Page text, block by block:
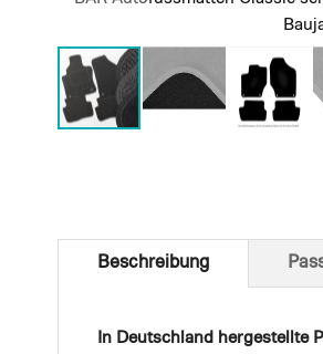
of
Beschreibung
In Deutschland hergestellte